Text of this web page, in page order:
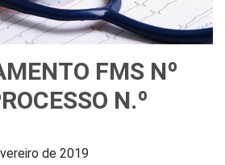
FMS Nº
N.º
de 2019